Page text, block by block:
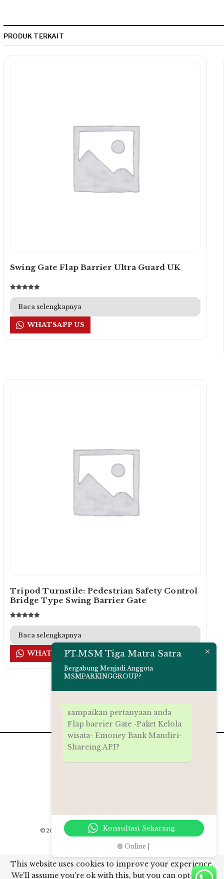
PRODUK TERKAIT
Swing Gate Flap Barrier Ultra Guard UK
5.00
dari 5Baca selengkapnya
WHATSAPP US
Tripod Turnstile: Pedestrian Safety Control
Bridge Type Swing Barrier Gate
5.00
dari 5Baca selengkapnya
WHATSAPP US
© 2026 - PT.MSM Tiga Matra Satra. All Rights Reserved.
msmparkinggroup 2012
This website uses cookies to improve your experience.
We'll assume you're ok with this, but you can opt-out if
// Rich snippet google
PT.MSM Tiga Matra Satra
Bergabung Menjadi Anggota
MSMPARKINGGROUP?
sampaikan pertanyaan anda
Flap barrier Gate -Paket Kelola
wisata- Emoney Bank Mandiri-
Shareing API?
Konsultasi Sekarang
🟢 Online |